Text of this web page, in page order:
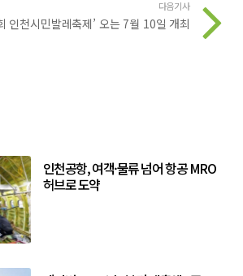
다음기사
인천시민발레축제’ 오는 7월 10일 개최
인천공항, 여객·물류 넘어 항공 MRO
허브로 도약